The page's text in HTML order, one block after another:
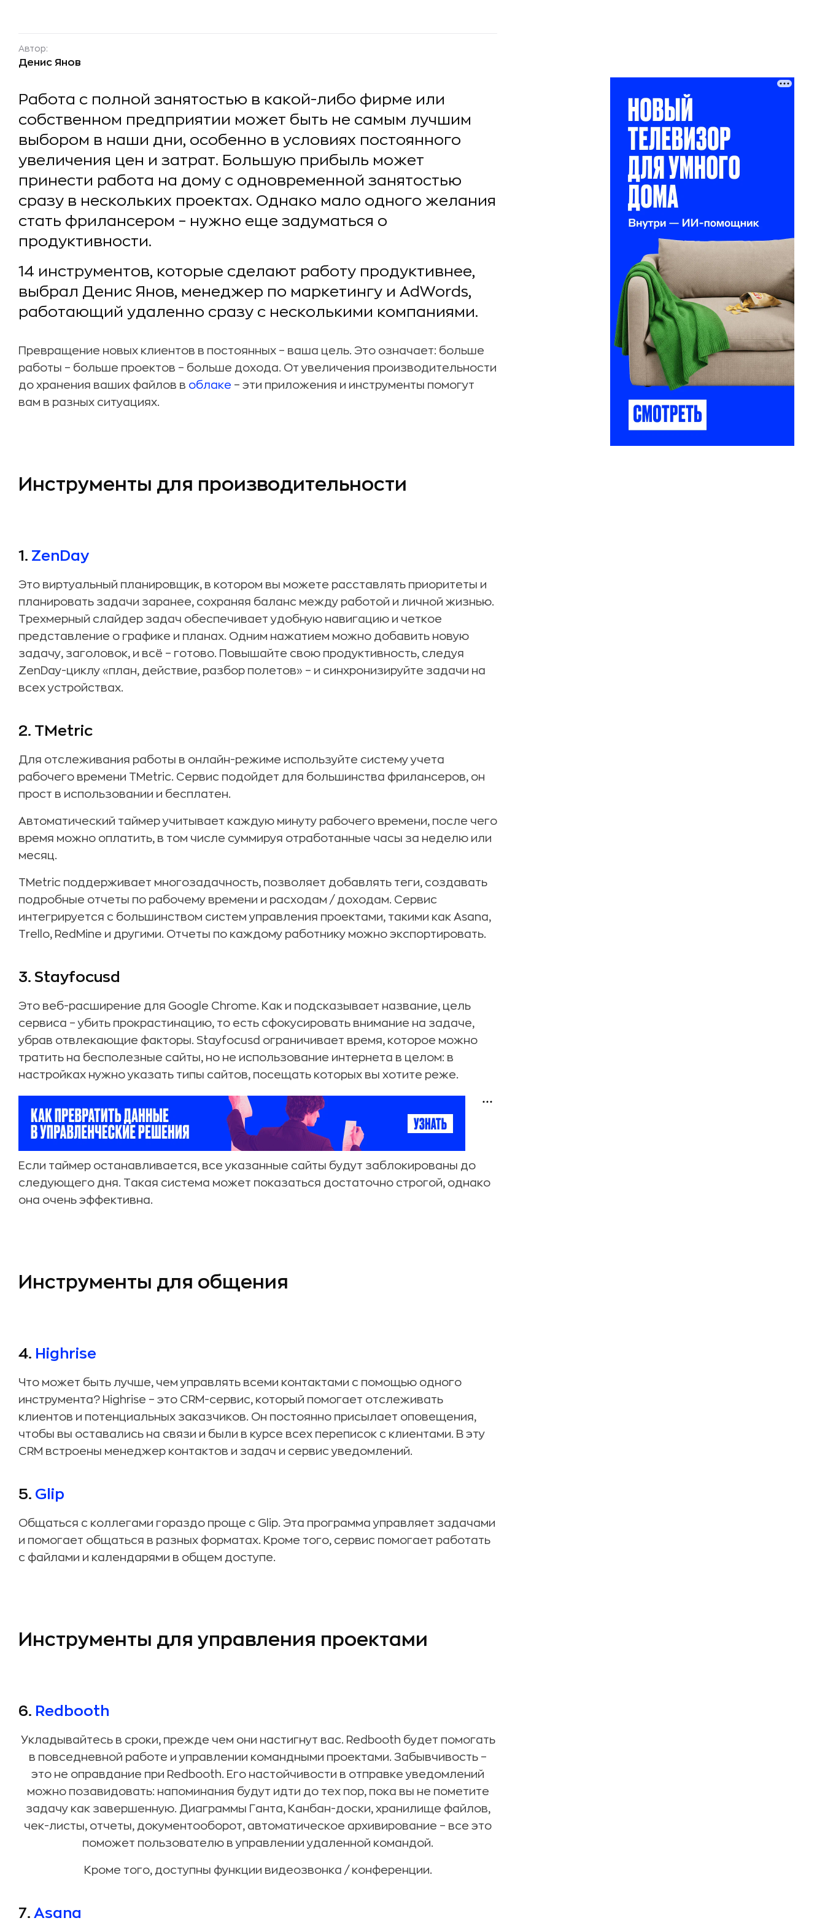
Автор:
Денис Янов
Работа с полной занятостью в какой-либо фирме или
собственном предприятии может быть не самым лучшим
выбором в наши дни, особенно в условиях постоянного
увеличения цен и затрат. Большую прибыль может
принести работа на дому с одновременной занятостью
сразу в нескольких проектах. Однако мало одного желания
стать фрилансером – нужно еще задуматься о
продуктивности.
14 инструментов, которые сделают работу продуктивнее,
выбрал Денис Янов, менеджер по маркетингу и AdWords,
работающий удаленно сразу с несколькими компаниями.
Превращение новых клиентов в постоянных – ваша цель. Это означает: больше
работы – больше проектов – больше дохода. От увеличения производительности
до хранения ваших файлов в облаке – эти приложения и инструменты помогут
вам в разных ситуациях.
Инструменты для производительности
1. ZenDay
Это виртуальный планировщик, в котором вы можете расставлять приоритеты и
планировать задачи заранее, сохраняя баланс между работой и личной жизнью.
Трехмерный слайдер задач обеспечивает удобную навигацию и четкое
представление о графике и планах. Одним нажатием можно добавить новую
задачу, заголовок, и всё – готово. Повышайте свою продуктивность, следуя
ZenDay-циклу «план, действие, разбор полетов» – и синхронизируйте задачи на
всех устройствах.
2. TMetric
Для отслеживания работы в онлайн-режиме используйте систему учета
рабочего времени TMetric. Сервис подойдет для большинства фрилансеров, он
прост в использовании и бесплатен.
Автоматический таймер учитывает каждую минуту рабочего времени, после чего
время можно оплатить, в том числе суммируя отработанные часы за неделю или
месяц.
TMetric поддерживает многозадачность, позволяет добавлять теги, создавать
подробные отчеты по рабочему времени и расходам / доходам. Сервис
интегрируется с большинством систем управления проектами, такими как Asana,
Trello, RedMine и другими. Отчеты по каждому работнику можно экспортировать.
3. Stayfocusd
Это веб-расширение для Google Chrome. Как и подсказывает название, цель
сервиса – убить прокрастинацию, то есть сфокусировать внимание на задаче,
убрав отвлекающие факторы. Stayfocusd ограничивает время, которое можно
тратить на бесполезные сайты, но не использование интернета в целом: в
настройках нужно указать типы сайтов, посещать которых вы хотите реже.
Если таймер останавливается, все указанные сайты будут заблокированы до
следующего дня. Такая система может показаться достаточно строгой, однако
она очень эффективна.
Инструменты для общения
4. Highrise
Что может быть лучше, чем управлять всеми контактами с помощью одного
инструмента? Highrise – это CRM-сервис, который помогает отслеживать
клиентов и потенциальных заказчиков. Он постоянно присылает оповещения,
чтобы вы оставались на связи и были в курсе всех переписок с клиентами. В эту
CRM встроены менеджер контактов и задач и сервис уведомлений.
5. Glip
Общаться с коллегами гораздо проще с Glip. Эта программа управляет задачами
и помогает общаться в разных форматах. Кроме того, сервис помогает работать
с файлами и календарями в общем доступе.
Инструменты для управления проектами
6. Redbooth
Укладывайтесь в сроки, прежде чем они настигнут вас. Redbooth будет помогать
в повседневной работе и управлении командными проектами. Забывчивость –
это не оправдание при Redbooth. Его настойчивости в отправке уведомлений
можно позавидовать: напоминания будут идти до тех пор, пока вы не пометите
задачу как завершенную. Диаграммы Ганта, Канбан-доски, хранилище файлов,
чек-листы, отчеты, документооборот, автоматическое архивирование – все это
поможет пользователю в управлении удаленной командой.
Кроме того, доступны функции видеозвонка / конференции.
7. Asana